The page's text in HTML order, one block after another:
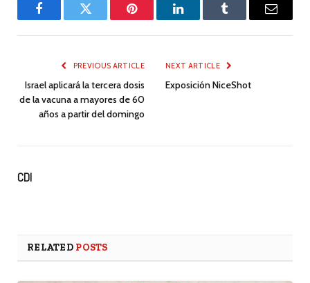
FacebookTwitter Pinterest LinkedInTumblr Email
PREVIOUS ARTICLE
Israel aplicará la tercera dosis
de la vacuna a mayores de 60
años a partir del domingo
NEXT ARTICLE
Exposición NiceShot
CDI
RELATED POSTS